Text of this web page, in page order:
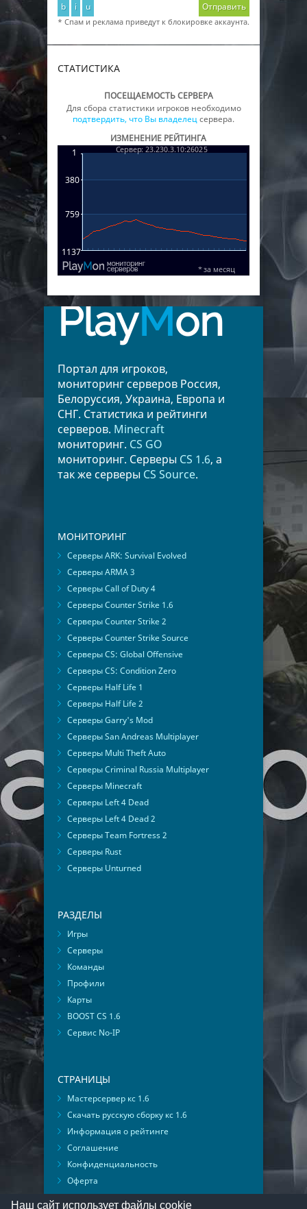
b i u Отправить
* Спам и реклама приведут к блокировке аккаунта.
СТАТИСТИКА
ПОСЕЩАЕМОСТЬ СЕРВЕРА
Для сбора статистики игроков необходимо
подтвердить, что Вы владелецсервера.
ИЗМЕНЕНИЕ РЕЙТИНГА
PlayMon
Портал для игроков,
мониторинг серверов Россия,
Белоруссия, Украина, Европа и
СНГ. Статистика и рейтинги
серверов. Minecraft
мониторинг. CS GO
мониторинг. Серверы CS 1.6, а
так же серверы CS Source.
МОНИТОРИНГ
Серверы ARK: Survival Evolved
Серверы ARMA 3
Серверы Call of Duty 4
Серверы Counter Strike 1.6
Серверы Counter Strike 2
Серверы Counter Strike Source
Серверы CS: Global Offensive
Серверы CS: Condition Zero
Серверы Half Life 1
Серверы Half Life 2
Серверы Garry's Mod
Серверы San Andreas Multiplayer
Серверы Multi Theft Auto
Серверы Criminal Russia Multiplayer
Серверы Minecraft
Серверы Left 4 Dead
Серверы Left 4 Dead 2
Серверы Team Fortress 2
Серверы Rust
Серверы Unturned
РАЗДЕЛЫ
Игры
Серверы
Команды
Профили
Карты
BOOST CS 1.6
Сервис No-IP
СТРАНИЦЫ
Мастерсервер кс 1.6
Скачать русскую сборку кс 1.6
Информация о рейтинге
Соглашение
Конфиденциальность
Оферта
Мониторинг ВКонтакте
Наш сайт использует файлы cookie